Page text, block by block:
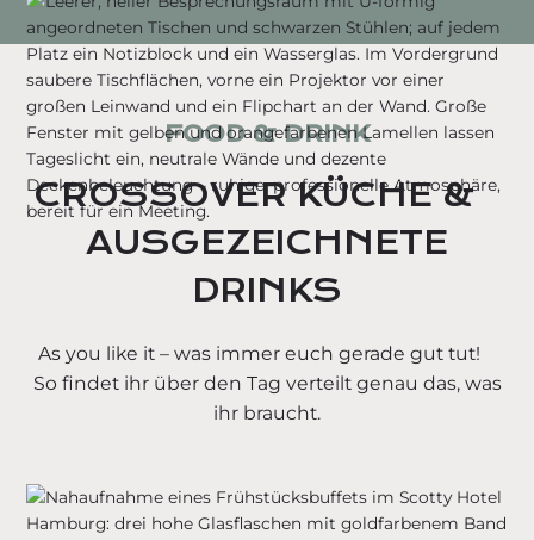
FOOD & DRINK
CROSSOVER KÜCHE &
AUSGEZEICHNETE
DRINKS
As you like it – was immer euch gerade gut tut!
So findet ihr über den Tag verteilt genau das, was
ihr braucht.